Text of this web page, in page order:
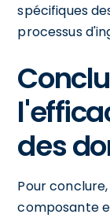
spécifiques
processus
des
Pour
composante